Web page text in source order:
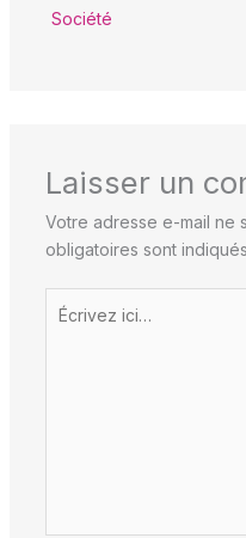
Société
Laisser un
Votre adresse e-mail ne
obligatoires sont
Écrivez
ici…